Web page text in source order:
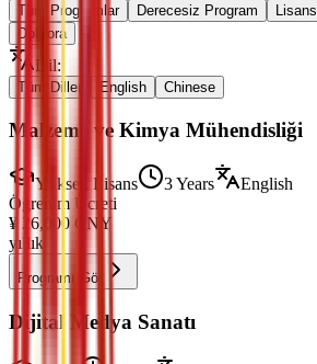
Tüm Programlar Derecesiz Program Lisans
Doktora
Dil:
Tüm Diller English Chinese
Malzeme ve Kimya Mühendisliği
Yüksek Lisans 3 Years
English
Öğrenim Ücreti
¥ 26,000 CNY
yıllık
Programı Gör
Dijital Medya Sanatı